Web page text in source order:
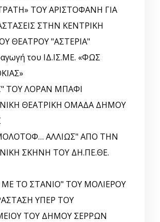
ΤΟΥ ΑΡΙΣΤΟΦΑΝΗ ΓΙΑ
ΣΤΗΝ ΚΕΝΤΡΙΚΗ
ΘΕΑΤΡΟΥ "ΑΣΤΕΡΙΑ"
του ΙΔ.ΙΣ.ΜΕ. «ΦΩΣ
ΤΟΥ ΛΟΡΑΝ ΜΠΑΦΙ
ΘΕΑΤΡΙΚΗ ΟΜΑΔΑ ΔΗΜΟΥ
ΑΛΛΙΩΣ" ΑΠΟ ΤΗΝ
ΣΚΗΝΗ ΤΟΥ ΔΗ.ΠΕ.ΘΕ.
ΜΕ ΤΟ ΣΤΑΝΙΟ" ΤΟΥ ΜΟΛΙΕΡΟΥ
ΥΠΕΡ ΤΟΥ
ΤΟΥ ΔΗΜΟΥ ΣΕΡΡΩΝ